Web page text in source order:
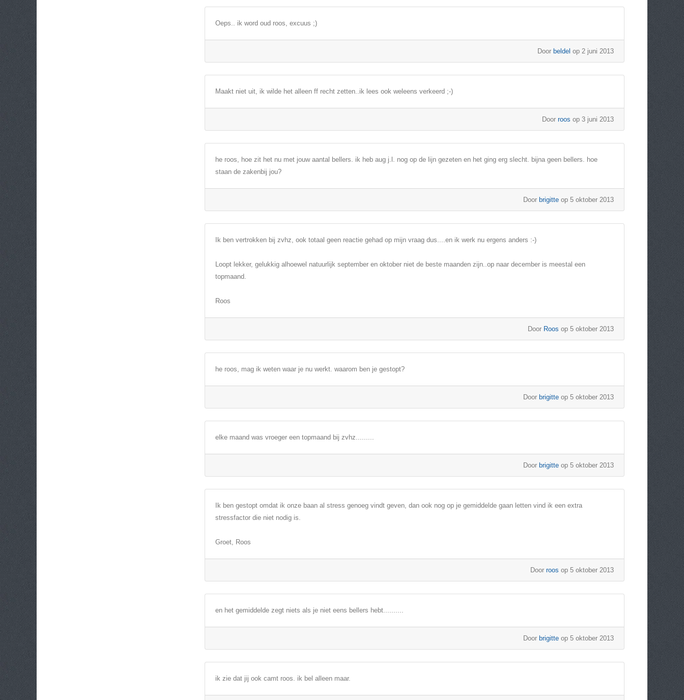
Oeps.. ik word oud roos, excuus ;)
Door beldel op 2 juni 2013
Maakt niet uit, ik wilde het alleen ff recht zetten..ik lees ook weleens verkeerd ;-)
Door roos op 3 juni 2013
he roos, hoe zit het nu met jouw aantal bellers. ik heb aug j.l. nog op de lijn gezeten en het ging erg slecht. bijna geen bellers. hoe
staan de zakenbij jou?
Door brigitte op 5 oktober 2013
Ik ben vertrokken bij zvhz, ook totaal geen reactie gehad op mijn vraag dus....en ik werk nu ergens anders :-)
Loopt lekker, gelukkig alhoewel natuurlijk september en oktober niet de beste maanden zijn..op naar december is meestal een
topmaand.
Roos
Door Roos op 5 oktober 2013
he roos, mag ik weten waar je nu werkt. waarom ben je gestopt?
Door brigitte op 5 oktober 2013
elke maand was vroeger een topmaand bij zvhz.........
Door brigitte op 5 oktober 2013
Ik ben gestopt omdat ik onze baan al stress genoeg vindt geven, dan ook nog op je gemiddelde gaan letten vind ik een extra
stressfactor die niet nodig is.
Groet, Roos
Door roos op 5 oktober 2013
en het gemiddelde zegt niets als je niet eens bellers hebt..........
Door brigitte op 5 oktober 2013
ik zie dat jij ook camt roos. ik bel alleen maar.